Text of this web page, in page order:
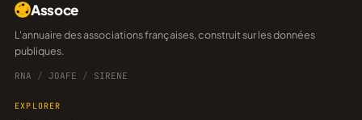
Assoce
L'annuaire des associations françaises, construit sur les données
publiques.
RNA / JOAFE / SIRENE
EXPLORER